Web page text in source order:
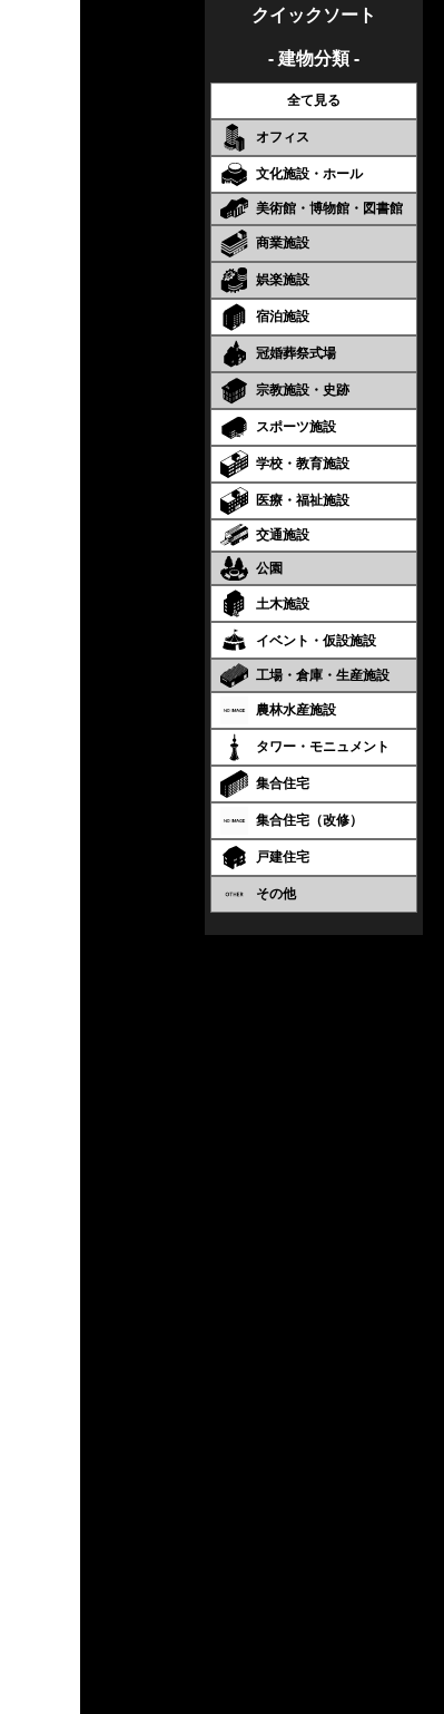
クイックソート
- 建物分類 -
全て見る
オフィス
文化施設・ホール
美術館・博物館・図書館
商業施設
娯楽施設
宿泊施設
冠婚葬祭式場
宗教施設・史跡
スポーツ施設
学校・教育施設
医療・福祉施設
交通施設
公園
土木施設
イベント・仮設施設
工場・倉庫・生産施設
農林水産施設
タワー・モニュメント
集合住宅
集合住宅（改修）
戸建住宅
その他